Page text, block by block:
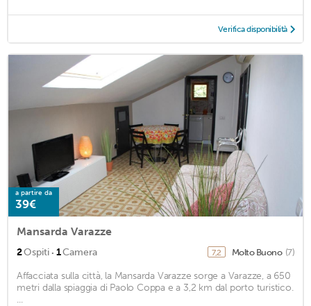
Verifica disponibilità
a partire da
39€
Mansarda Varazze
2Ospiti · 1Camera 7,2 Molto Buono (7)
Affacciata sulla città, la Mansarda Varazze sorge a Varazze, a 650
metri dalla spiaggia di Paolo Coppa e a 3,2 km dal porto turistico.
...